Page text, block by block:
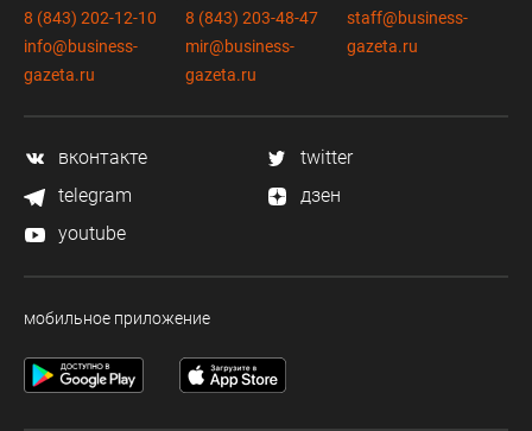
8 (843) 202-12-10
info@business-
gazeta.ru
8 (843) 203-48-47
mir@business-
gazeta.ru
staff@business-
gazeta.ru
вконтакте
twitter
telegram
дзен
youtube
мобильное приложение